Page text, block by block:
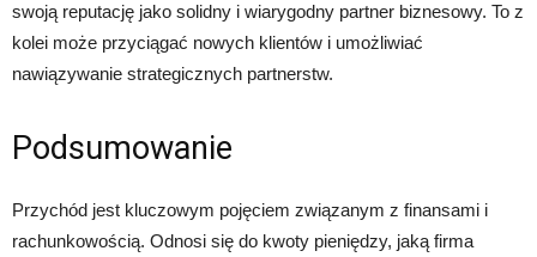
swoją reputację jako solidny i wiarygodny partner biznesowy. To z
kolei może przyciągać nowych klientów i umożliwiać
nawiązywanie strategicznych partnerstw.
Podsumowanie
Przychód jest kluczowym pojęciem związanym z finansami i
rachunkowością. Odnosi się do kwoty pieniędzy, jaką firma